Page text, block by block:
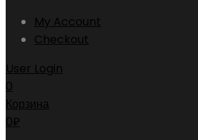
My Account
Checkout
User Login
0
Корзина
0₽